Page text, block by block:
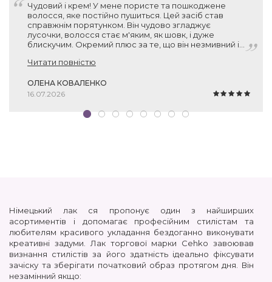
Чудовий і крем! У мене пористе та пошкоджене
волосся, яке постійно пушиться. Цей засіб став
справжнім порятунком. Він чудово згладжує
лусочки, волосся стає м'яким, як шовк, і дуже
блискучим. Окремий плюс за те, що він незмивний і
— за такий об'єм (150 мл) та німецьку якість це
Читати повністю
ОЛЕНА КОВАЛЕНКО
16.07.2026
Німецький лак ся пропонує один з найширших
асортиментів і допомагає професійним стилістам та
любителям красивого укладання бездоганно виконувати
креативні задуми. Лак торгової марки Cehko завоював
визнання стилістів за його здатність ідеально фіксувати
зачіску та зберігати початковий образ протягом дня. Він
незамінний якщо: